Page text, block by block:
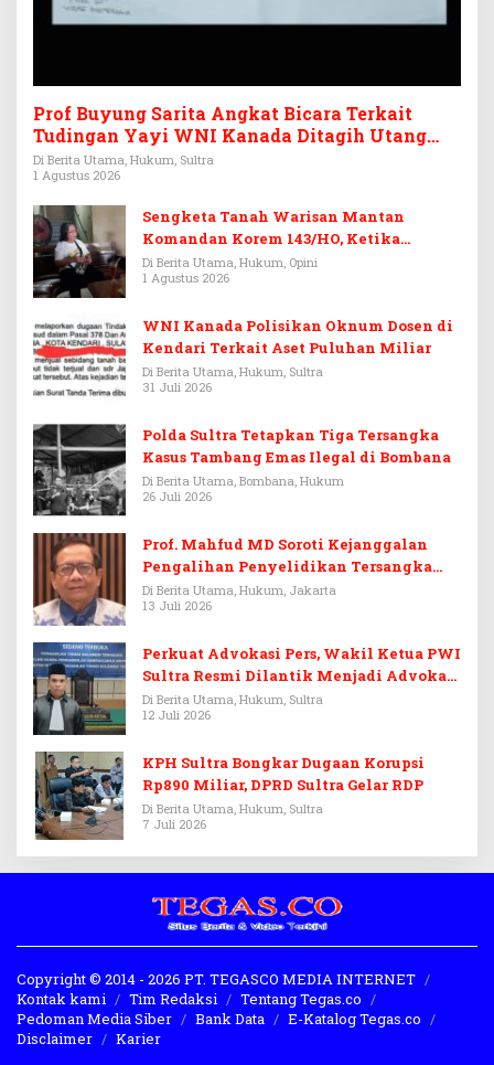
Prof Buyung Sarita Angkat Bicara Terkait
Tudingan Yayi WNI Kanada Ditagih Utang
Rp3,6 Miliar
Di Berita Utama, Hukum, Sultra
1 Agustus 2026
Sengketa Tanah Warisan Mantan
Komandan Korem 143/HO, Ketika
Warisan Menjadi Arena Pemerasan
Di Berita Utama, Hukum, Opini
1 Agustus 2026
WNI Kanada Polisikan Oknum Dosen di
Kendari Terkait Aset Puluhan Miliar
Di Berita Utama, Hukum, Sultra
31 Juli 2026
Polda Sultra Tetapkan Tiga Tersangka
Kasus Tambang Emas Ilegal di Bombana
Di Berita Utama, Bombana, Hukum
26 Juli 2026
Prof. Mahfud MD Soroti Kejanggalan
Pengalihan Penyelidikan Tersangka
Febrie Adriansyah
Di Berita Utama, Hukum, Jakarta
13 Juli 2026
Perkuat Advokasi Pers, Wakil Ketua PWI
Sultra Resmi Dilantik Menjadi Advokat
PERADI
Di Berita Utama, Hukum, Sultra
12 Juli 2026
KPH Sultra Bongkar Dugaan Korupsi
Rp890 Miliar, DPRD Sultra Gelar RDP
Di Berita Utama, Hukum, Sultra
7 Juli 2026
Copyright © 2014 - 2026 PT. TEGASCO MEDIA INTERNET
Kontak kami
Tim Redaksi
Tentang Tegas.co
Pedoman Media Siber
Bank Data
E-Katalog Tegas.co
Disclaimer
Karier